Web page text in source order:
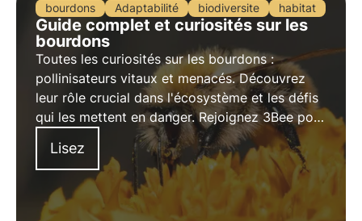
bourdons Adaptabilité biodiversite habitat
Guide complet et curiosités sur les
bourdons
Toutes les curiosités sur les bourdons :
pollinisateurs vitaux et menacés. Découvrez
leur rôle crucial dans l'écosystème et les défis
qui les mettent en danger. Rejoignez 3Bee pour
préserver ces précieux insectes et garantir un
avenir durable.
Lisez